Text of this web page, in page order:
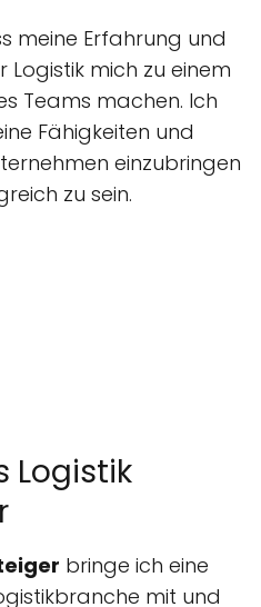
meine Erfahrung und
mich zu einem
Teams machen. Ich
Fähigkeiten und
einzubringen
zu sein.
Logistik
bringe ich eine
mit und